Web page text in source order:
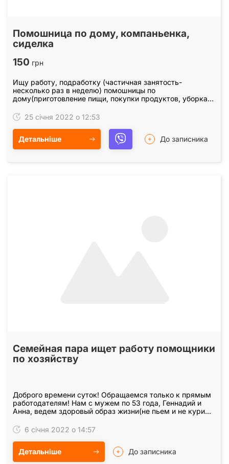
Помошница по дому, компаньенка,
сиделка
150 грн
Ищу работу, подработку (частичная занятость-
несколько раз в неделю) помошницы по
дому(приготовление пищи, покупки продуктов, уборкаи
аккуратная,…
25 січня 2022 о 12:53
Детальніше До записника
Семейная пара ищет работу помощники
по хозяйству
Доброго времени суток! Обращаемся только к прямым
работодателям! Нам с мужем по 53 года, Геннадий и
Анна, ведем здоровый образ жизни(не пьем и не курим),
6 січня 2022 о 14:57
Детальніше До записника